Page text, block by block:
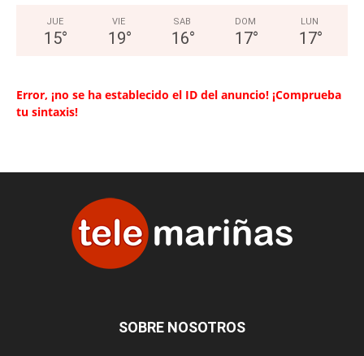
JUE
15°
VIE
19°
SAB
16°
DOM
17°
LUN
17°
Error, ¡no se ha establecido el ID del anuncio! ¡Comprueba
tu sintaxis!
SOBRE NOSOTROS